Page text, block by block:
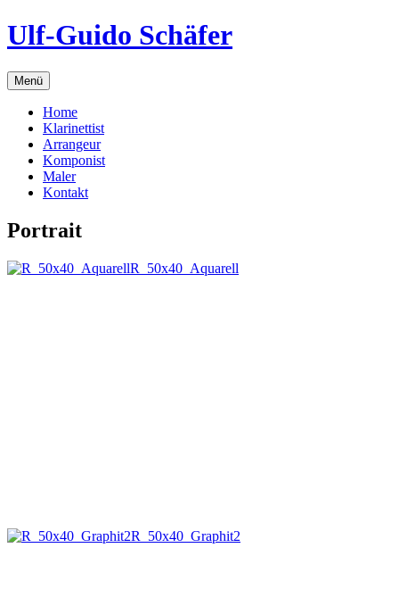
Zum
Inhalt
Ulf-Guido Schäfer
Menü
Home
Klarinettist
Arrangeur
Komponist
Maler
Kontakt
Portrait
R_50x40_Aquarell
R_50x40_Graphit2